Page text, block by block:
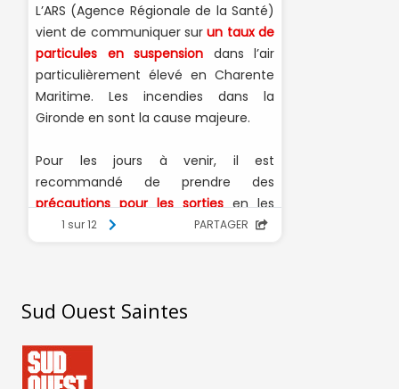
Sud Ouest Saintes